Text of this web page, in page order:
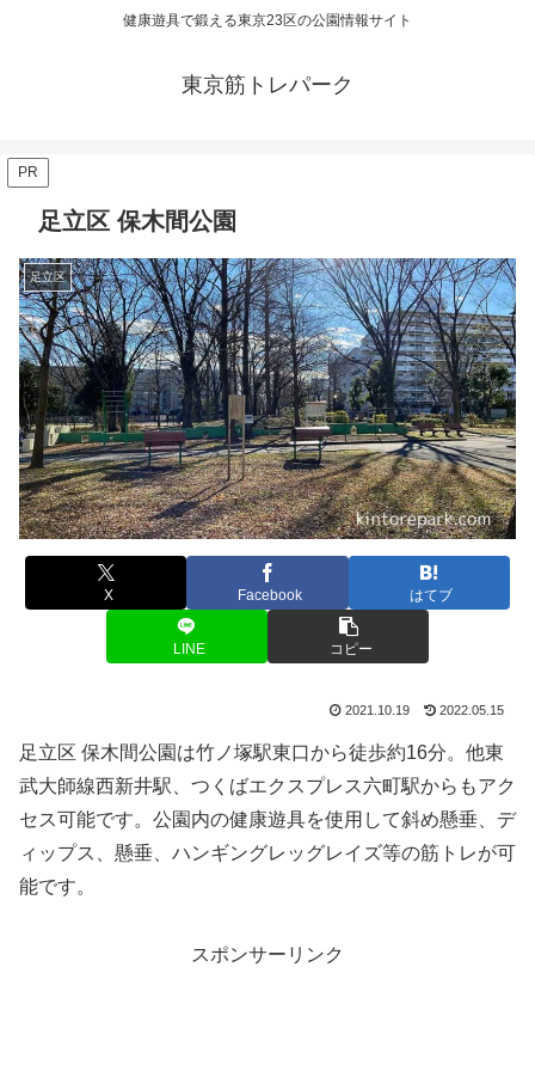
健康遊具で鍛える東京23区の公園情報サイト
東京筋トレパーク
PR
足立区 保木間公園
足立区
X Facebook はてブ
LINE コピー
2021.10.19 2022.05.15
足立区 保木間公園は竹ノ塚駅東口から徒歩約16分。他東
武大師線西新井駅、つくばエクスプレス六町駅からもアク
セス可能です。公園内の健康遊具を使用して斜め懸垂、デ
ィップス、懸垂、ハンギングレッグレイズ等の筋トレが可
能です。
スポンサーリンク